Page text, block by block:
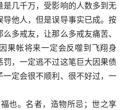
是几千万，受影响的人数多到无
他人，但是误导事实已成。按
多戒友，让那么多戒友痛苦、
果帐将来一定会反噬到飞翔身
，一定逃不过这笔巨大因果债
定会很不顺利、很不好过，一
也。名者，造物所忌；世之享